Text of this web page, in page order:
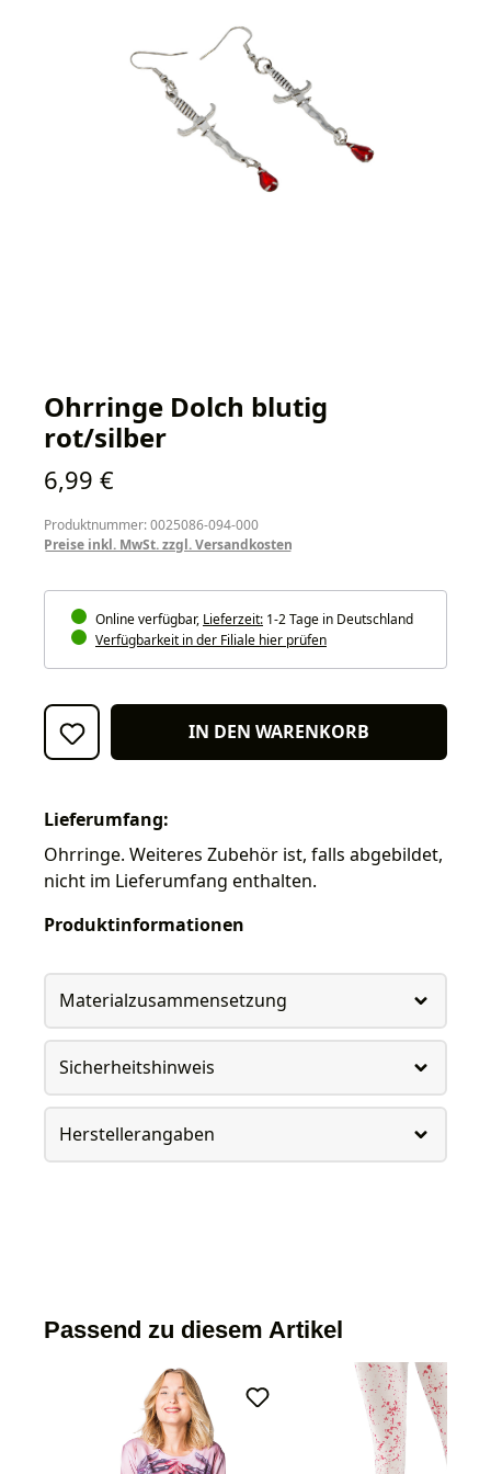
Ohrringe Dolch blutig
rot/silber
Regulärer Preis:
6,99 €
Produktnummer: 0025086-094-000
Preise inkl. MwSt. zzgl. Versandkosten
Online verfügbar, Lieferzeit: 1-2 Tage in Deutschland
Verfügbarkeit in der Filiale hier prüfen
IN DEN WARENKORB
Lieferumfang:
Ohrringe. Weiteres Zubehör ist, falls abgebildet,
nicht im Lieferumfang enthalten.
Produktinformationen
Materialzusammensetzung
Sicherheitshinweis
Herstellerangaben
Passend zu diesem Artikel